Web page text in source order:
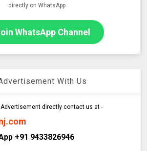
directly on WhatsApp.
WhatsApp Channel
With Us
directly contact us at -
+91 9433826946